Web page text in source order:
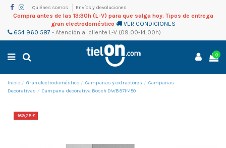
Quiénes somos Envíos y devoluciones
Compra antes de las 13:30h (L-V) para que salga hoy. Tipos de entrega
gran electrodoméstico
VER CONDICIONES
654 960 587 - Atención al cliente L-V (09:00-14:00h)
0
Inicio Gran electrodoméstico Campanas y extractores
Campanas
Decorativas
Campana decorativa Bosch DWB97IM50
-169,25 €